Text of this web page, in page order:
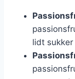
lidt